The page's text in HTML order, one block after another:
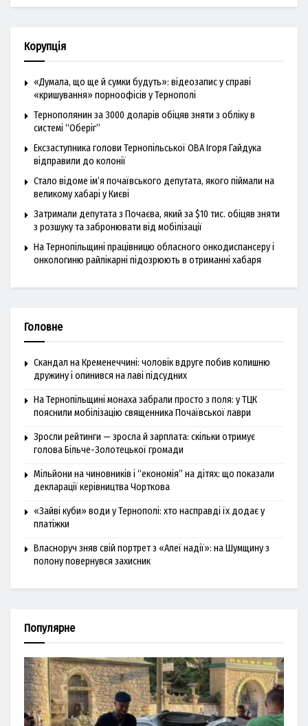
Корупція
«Думала, що ще й сумки будуть»: відеозапис у справі
«кришування» порноофісів у Тернополі
Тернополянин за 3000 доларів обіцяв зняти з обліку в
системі “Оберіг”
Ексзаступника голови Тернопільської ОВА Ігоря Гайдука
відправили до колонії
Стало відоме ім’я почаївського депутата, якого піймали на
великому хабарі у Києві
Затримали депутата з Почаєва, який за $10 тис. обіцяв зняти
з розшуку та забронювати від мобілізації
На Тернопільщині працівницю обласного онкодиспансеру і
онкологиню райлікарні підозрюють в отриманні хабаря
Головне
Скандал на Кременеччині: чоловік вдруге побив колишню
дружину і опинився на лаві підсудних
На Тернопільщині монаха забрали просто з поля: у ТЦК
пояснили мобілізацію священника Почаївської лаври
Зросли рейтинги — зросла й зарплата: скільки отримує
голова Більче-Золотецької громади
Мільйони на чиновників і “економія” на дітях: що показали
декларації керівництва Чорткова
«Зайві куби» води у Тернополі: хто насправді їх додає у
платіжки
Власноруч зняв свій портрет з «Алеї надії»: на Шумщину з
полону повернувся захисник
Популярне